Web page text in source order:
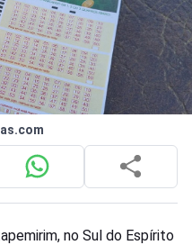
no Sul do Espírito